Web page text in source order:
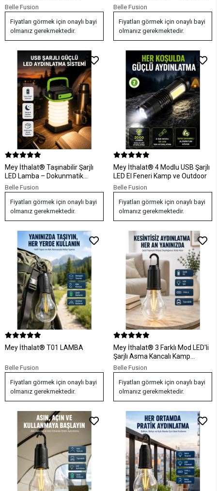
Kademeli Parlaklık
Belle Fusion
Fiyatları görmek için onaylı bayi
olmanız gerekmektedir.
Parlaklık Ayarı, Göz Dostu ve
Şarjlı Tasarım
Belle Fusion
Fiyatları görmek için onaylı bayi
olmanız gerekmektedir.
Mey İthalat® Taşınabilir Şarjlı
LED Lamba – Dokunmatik
Kontrol, Üç Kademeli Işık ve
Uzun Ömürlü Pil Performansı
Belle Fusion
Fiyatları görmek için onaylı bayi
olmanız gerekmektedir.
Mey İthalat® 4 Modlu USB Şarjlı
LED El Feneri Kamp ve Outdoor
Belle Fusion
Fiyatları görmek için onaylı bayi
olmanız gerekmektedir.
Mey İthalat® T01 LAMBA
Belle Fusion
Fiyatları görmek için onaylı bayi
olmanız gerekmektedir.
Mey İthalat® 3 Farklı Mod LED'li
Şarjlı Asma Kancalı Kamp
Lambası Taşınabilir Ampul
Belle Fusion
Fiyatları görmek için onaylı bayi
olmanız gerekmektedir.